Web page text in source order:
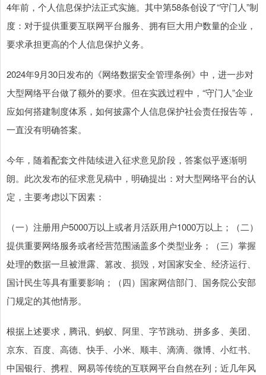
4年前，个人信息保护法正式实施。其中第58条创设了“守门人”制
度：对于提供重要互联网平台服务、拥有巨大用户数量的企业，
要求承担更高的个人信息保护义务。
2024年9月30日发布的《网络数据安全管理条例》中，进一步对
大型网络平台做了额外的要求。但在实践过程中，“守门人”企业
应如何搭建制度体系，如何披露个人信息保护社会责任报告等，
一直没有明确答案。
今年，随着配套文件陆续进入征求意见阶段，答案似乎逐渐明
朗。此次发布的征求意见稿中，明确提出：对大型网络平台的认
定，主要考虑以下因素：
（一）注册用户5000万以上或者月活跃用户1000万以上；（二）
提供重要网络服务或者经营范围涵盖多个类型业务；（三）掌握
处理的数据一旦被泄露、篡改、损毁，对国家安全、经济运行、
国计民生等具有重要影响；（四）国家网信部门、国务院公安部
门规定的其他情形。
根据上述要求，腾讯、蚂蚁、阿里、字节跳动、拼多多、美团、
京东、百度、高德、快手、小米、顺丰、滴滴、微博、小红书、
中国银行、携程、网易等传统的互联网平台自然在列；近几年风